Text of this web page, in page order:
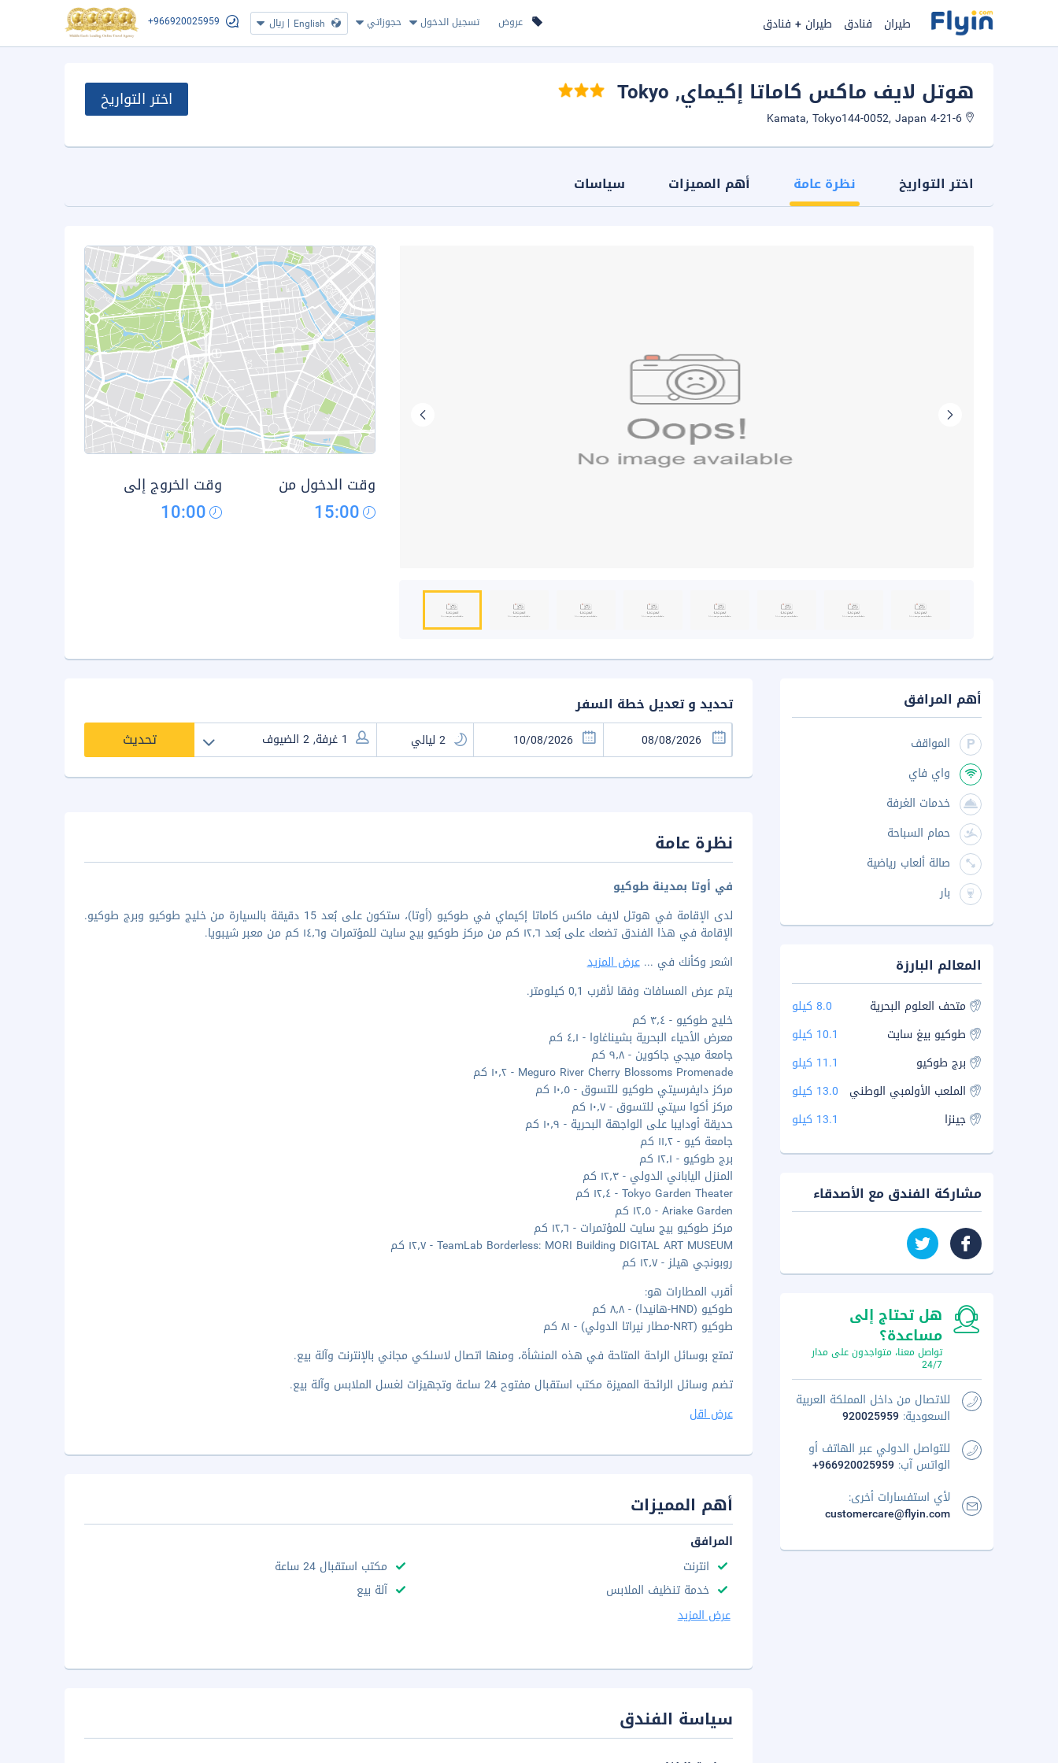
عروض تسجيل الدخول حجوزاتي English
| ريال +966920025959 طيران فنادق طيران + فنادق
هوتل لايف ماكس كاماتا إكيماي, Tokyo اختر التواريخ
اختر التواريخ نظرة عامة أهم المميزات سياسات
وقت الدخول من
15:00
وقت الخروج إلى
10:00
تحديد و تعديل خطة السفر
تحديث
نظرة عامة
في أوتا بمدينة طوكيو
لدى الإقامة في هوتل لايف ماكس كاماتا إكيماي في طوكيو (أوتا)، ستكون على بُعد 15 دقيقة بالسيارة من خليج طوكيو وبرج طوكيو.
الإقامة في هذا الفندق تضعك على بُعد ١٢٫٦ كم من مركز طوكيو بيج سايت للمؤتمرات و١٤٫٦ كم من معبر شيبويا.
اشعر وكأنك في ...عرض المزيد
يتم عرض المسافات وفقا لأقرب 0,1 كيلومتر.
خليج طوكيو - ٣٫٤ كم
معرض الأحياء البحرية بشيناغاوا - ٤٫١ كم
جامعة ميجي جاكوين - ٩٫٨ كم
Meguro River Cherry Blossoms Promenade - ١٠٫٢ كم
مركز دايفرسيتي طوكيو للتسوق - ١٠٫٥ كم
مركز أكوا سيتي للتسوق - ١٠٫٧ كم
حديقة أودايبا على الواجهة البحرية - ١٠٫٩ كم
جامعة كيو - ١١٫٢ كم
برج طوكيو - ١٢٫١ كم
المنزل الياباني الدولي - ١٢٫٣ كم
Tokyo Garden Theater - ١٢٫٤ كم
Ariake Garden - ١٢٫٥ كم
مركز طوكيو بيج سايت للمؤتمرات - ١٢٫٦ كم
TeamLab Borderless: MORI Building DIGITAL ART MUSEUM - ١٢٫٧ كم
روبونجي هيلز - ١٢٫٧ كم
أقرب المطارات هو:
طوكيو (HND-هانيدا) - ٨٫٨ كم
طوكيو (NRT-مطار نيراتا الدولي) - ٨١ كم
تمتع بوسائل الراحة المتاحة في هذه المنشأة، ومنها اتصال لاسلكي مجاني بالإنترنت وآلة بيع.
تضم وسائل الرائحة المميزة مكتب استقبال مفتوح 24 ساعة وتجهيزات لغسل الملابس وآلة بيع.
عرض اقل
أهم المميزات
المرافق
انترنت
مكتب استقبال 24 ساعة
خدمة تنظيف الملابس
آلة بيع
عرض المزيد
سياسة الفندق
أهم المرافق
المواقف
واي فاي
خدمات الغرفة
حمام السباحة
صالة ألعاب رياضية
بار
المعالم البارزة
متحف العلوم البحرية
8.0 كيلو
طوكيو بيغ سايت
10.1 كيلو
برج طوكيو
11.1 كيلو
الملعب الأولمبي الوطني 13.0 كيلو
جينزا
13.1 كيلو
مشاركة الفندق مع الأصدقاء
هل تحتاج إلى
مساعدة؟
تواصل معنا، متواجدون على مدار
24/7
للاتصال من داخل المملكة العربية
السعودية: 920025959
للتواصل الدولي عبر الهاتف أو
الواتس آب: +966920025959
لأي استفسارات أخرى:
customercare@flyin.com